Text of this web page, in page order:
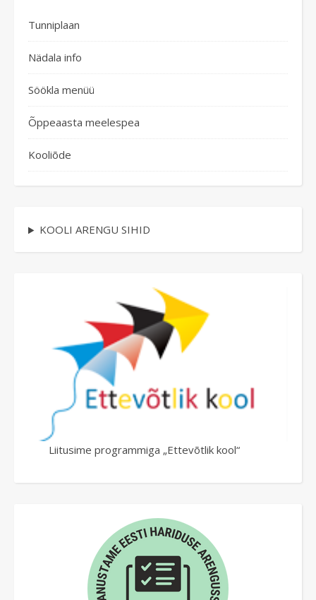
Tunniplaan
Nädala info
Söökla menüü
Õppeaasta meelespea
Kooliõde
KOOLI ARENGU SIHID
Liitusime programmiga „Ettevõtlik kool“